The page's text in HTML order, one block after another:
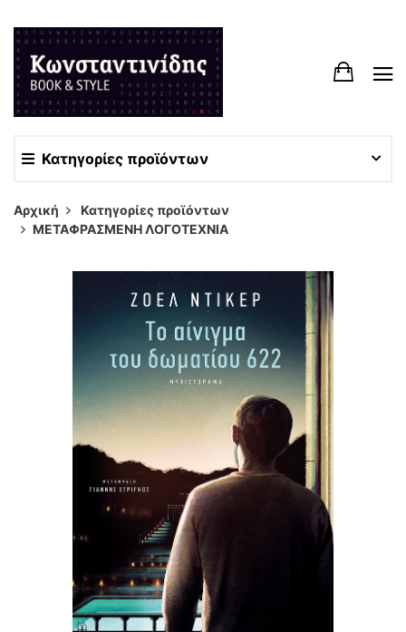
Κατηγορίες προϊόντων
Αρχική
Κατηγορίες προϊόντων
ΜΕΤΑΦΡΑΣΜΕΝΗ ΛΟΓΟΤΕΧΝΙΑ